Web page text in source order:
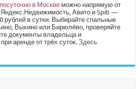
в Москве можно напрямую от
Яндекс.Недвижимость, Авито и Spiti —
рублей в сутки. Выбирайте спальные
Выхино или Бирюлёво, проверяйте
документы владельца и
аренде от трёх суток.Здесь